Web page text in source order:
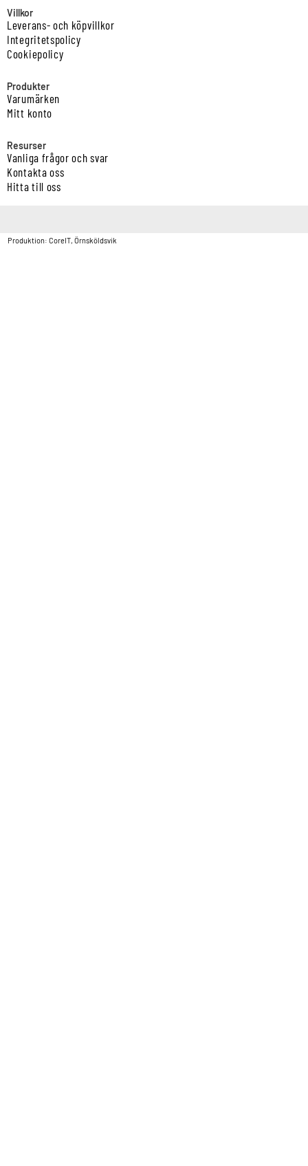
Villkor
Leverans- och köpvillkor
Integritetspolicy
Cookiepolicy
Produkter
Varumärken
Mitt konto
Resurser
Vanliga frågor och svar
Kontakta oss
Hitta till oss
Produktion: CoreIT, Örnsköldsvik